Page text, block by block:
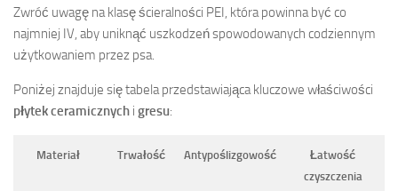
Zwróć uwagę na klasę ścieralności PEI, która powinna być co
najmniej IV, aby uniknąć uszkodzeń spowodowanych codziennym
użytkowaniem przez psa.
Poniżej znajduje się tabela przedstawiająca kluczowe właściwości
płytek ceramicznych i gresu:
Materiał Trwałość Antypoślizgowość
Łatwość
czyszczenia